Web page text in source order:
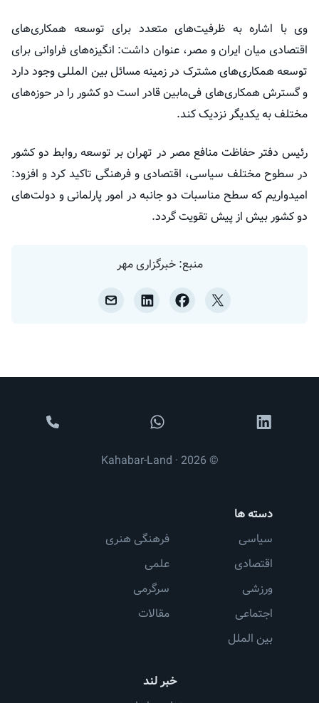
وی با اشاره به ظرفیت‌های متعدد برای توسعه همکاری‌های
اقتصادی میان ایران و مصر، عنوان داشت: انگیزه‌های فراوانی برای
توسعه همکاری‌های مشترک در زمینه مسائل بین المللی وجود دارد
و گسترش همکاری‌های فی‌مابین قادر است دو کشور را در حوزه‌های
مختلف به یکدیگر نزدیک کند.
رئیس دفتر حفاظت منافع مصر در تهران بر توسعه روابط دو کشور
در سطوح مختلف سیاسی، اقتصادی و فرهنگی تاکید کرد و افزود:
امیدواریم که سطح مناسبات دو جانبه در امور پارلمانی و دولت‌های
دو کشور بیش از پیش تقویت گردد.
منبع: خبرگزاری مهر
خبر لند
دسته ها
سیاسی
اقتصادی
ورزشی
اجتماعی
بین الملل
فرهنگی هنری
علمی
سرگرمی
مقالات
© 2026 · Kahabar-Land